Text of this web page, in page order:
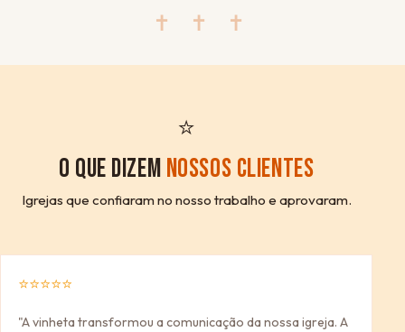
✝ ✝ ✝
⭐
O QUE DIZEM NOSSOS CLIENTES
Igrejas que confiaram no nosso trabalho e aprovaram.
⭐⭐⭐⭐⭐
"A vinheta transformou a comunicação da nossa igreja. A